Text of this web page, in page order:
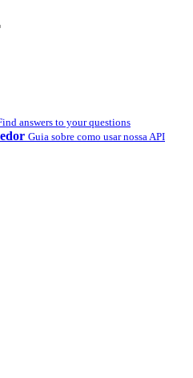
answers to your questions
Guia sobre como usar nossa API